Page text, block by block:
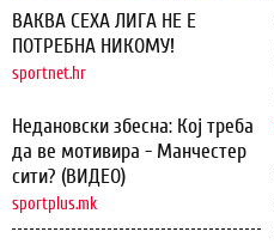
ВАКВА СЕХА ЛИГА НЕ Е
ПОТРЕБНА НИКОМУ!
sportnet.hr
Недановски збесна: Кој треба
да ве мотивира - Манчестер
сити? (ВИДЕО)
sportplus.mk